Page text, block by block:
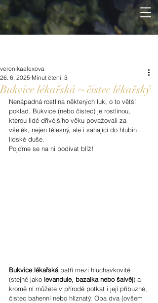
Bukvice lékařská ~ čistec lékařský
veronikaalexova
26. 6. 2025 Minut čtení: 3
Nenápadná rostlina některých luk, o to větší
poklad. Bukvice (nebo čistec) je rostlinou,
kterou lidé dřívějšího věku považovali za
všelék, nejen tělesný, ale i sahající do hlubin
lidské duše.
Pojďme se na ni podívat blíž!
Bukvice lékařská patří mezi hluchavkovité
(stejně jako levandule, bazalka nebo šalvěj) a
kromě ní můžete v přírodě potkat i její příbuzné,
čistec bahenní nebo hlíznatý. Oba dva (ovšem